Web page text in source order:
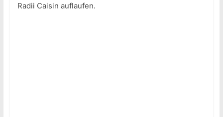
Radii Caisin auflaufen.